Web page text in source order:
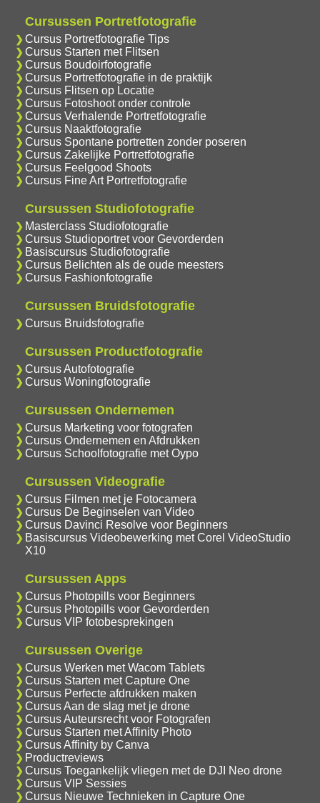
Cursussen Portretfotografie
Cursus Portretfotografie Tips
Cursus Starten met Flitsen
Cursus Boudoirfotografie
Cursus Portretfotografie in de praktijk
Cursus Flitsen op Locatie
Cursus Fotoshoot onder controle
Cursus Verhalende Portretfotografie
Cursus Naaktfotografie
Cursus Spontane portretten zonder poseren
Cursus Zakelijke Portretfotografie
Cursus Feelgood Shoots
Cursus Fine Art Portretfotografie
Cursussen Studiofotografie
Masterclass Studiofotografie
Cursus Studioportret voor Gevorderden
Basiscursus Studiofotografie
Cursus Belichten als de oude meesters
Cursus Fashionfotografie
Cursussen Bruidsfotografie
Cursus Bruidsfotografie
Cursussen Productfotografie
Cursus Autofotografie
Cursus Woningfotografie
Cursussen Ondernemen
Cursus Marketing voor fotografen
Cursus Ondernemen en Afdrukken
Cursus Schoolfotografie met Oypo
Cursussen Videografie
Cursus Filmen met je Fotocamera
Cursus De Beginselen van Video
Cursus Davinci Resolve voor Beginners
Basiscursus Videobewerking met Corel VideoStudio
X10
Cursussen Apps
Cursus Photopills voor Beginners
Cursus Photopills voor Gevorderden
Cursus VIP fotobesprekingen
Cursussen Overige
Cursus Werken met Wacom Tablets
Cursus Starten met Capture One
Cursus Perfecte afdrukken maken
Cursus Aan de slag met je drone
Cursus Auteursrecht voor Fotografen
Cursus Starten met Affinity Photo
Cursus Affinity by Canva
Productreviews
Cursus Toegankelijk vliegen met de DJI Neo drone
Cursus VIP Sessies
Cursus Nieuwe Technieken in Capture One